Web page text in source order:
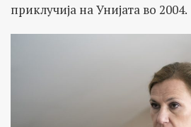
приклучија на Унијата во 2004.